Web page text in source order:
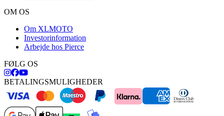
OM OS
Om XLMOTO
Investorinformation
Arbejde hos Pierce
FØLG OS
BETALINGSMULIGHEDER